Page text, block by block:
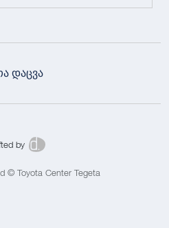
დაცვა
© Toyota Center Tegeta
by